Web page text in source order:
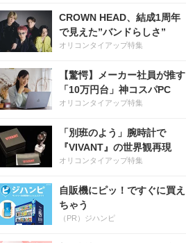
CROWN HEAD、結成1周年
で見えた”バンドらしさ”
オリコンタイアップ特集
【驚愕】メーカー社員が推す
「10万円台」神コスパPC
オリコンタイアップ特集
「別班のよう」腕時計で
『VIVANT』の世界観再現
オリコンタイアップ特集
自販機にピッ！ですぐに買え
ちゃう
（PR）ジハンピ